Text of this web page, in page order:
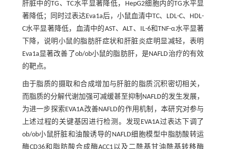
肝脏中的TG、TC水平显著降低，HepG2细胞内的TG水平显
著降低；同时过表达Eva1a后，小鼠血清中TC、LDL-C、HDL-
C水平显著降低，血清中的AST、ALT、IL-6和TNF-α水平显著
下降，说明小鼠的脂肪肝症状和肝脏炎症明显减轻，表明
Eva1a显著改善了ob/ob小鼠的脂肪肝，是NAFLD治疗的有效
的靶点。
由于脂质的摄取和合成增加与肝脏的脂质沉积密切相关，
而脂质的分解代谢加强可减缓甚至抑制NAFLD的发生发展，
为进一步探索EVA1A改善NAFLD的作用机制，本研究对参与
上述过程的关键基因进行检测。发现EVA1A过表达下调了
ob/ob小鼠肝脏和油酸诱导的NAFLD细胞模型中脂肪酸转运
酶CD36和脂肪酸合成酶ACC1以及二酰基甘油酰基转移酶